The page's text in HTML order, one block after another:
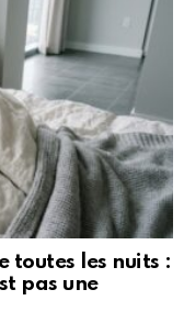
toutes les nuits :
pas une